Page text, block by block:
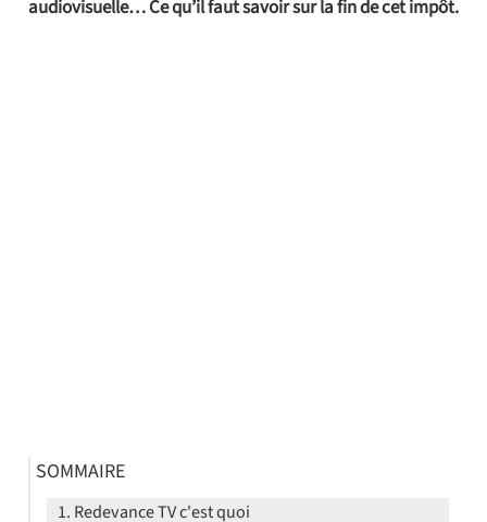
audiovisuelle… Ce qu’il faut savoir sur la fin de cet impôt.
SOMMAIRE
Redevance TV c'est quoi